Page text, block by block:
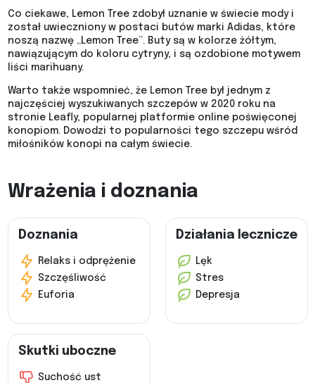
Co ciekawe, Lemon Tree zdobył uznanie w świecie mody i
został uwieczniony w postaci butów marki Adidas, które
noszą nazwę „Lemon Tree”. Buty są w kolorze żółtym,
nawiązującym do koloru cytryny, i są ozdobione motywem
liści marihuany.
Warto także wspomnieć, że Lemon Tree był jednym z
najczęściej wyszukiwanych szczepów w 2020 roku na
stronie Leafly, popularnej platformie online poświęconej
konopiom. Dowodzi to popularności tego szczepu wśród
miłośników konopi na całym świecie.
Wrażenia i doznania
Doznania
Relaks i odprężenie
Szczęśliwość
Euforia
Działania lecznicze
Lęk
Stres
Depresja
Skutki uboczne
Suchość ust